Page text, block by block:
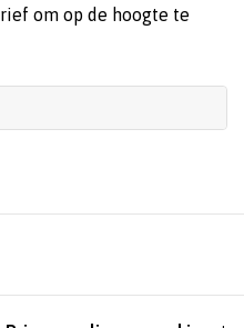
om op de hoogte te